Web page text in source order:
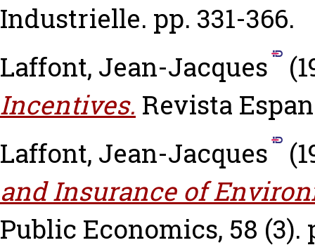
Industrielle. pp. 331-366.
Laffont, Jean-Jacques
Incentives. Revista
Laffont, Jean-Jacques
and Insurance of
Public Economics, 58 (3).